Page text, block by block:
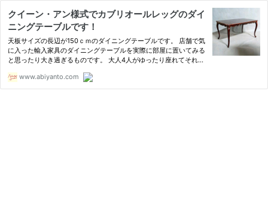
クイーン・アン様式でカブリオールレッグのダイ
ニングテーブルです！
天板サイズの長辺が150ｃｍのダイニングテーブルです。 店舗で気
に入った輸入家具のダイニングテーブルを実際に部屋に置いてみる
と思ったり大き過ぎるものです。 大人4人がゆったり座れてそれほ
ているので、永年お使い頂ける耐久性のある家具です。 Bally Wil…
www.abiyanto.com